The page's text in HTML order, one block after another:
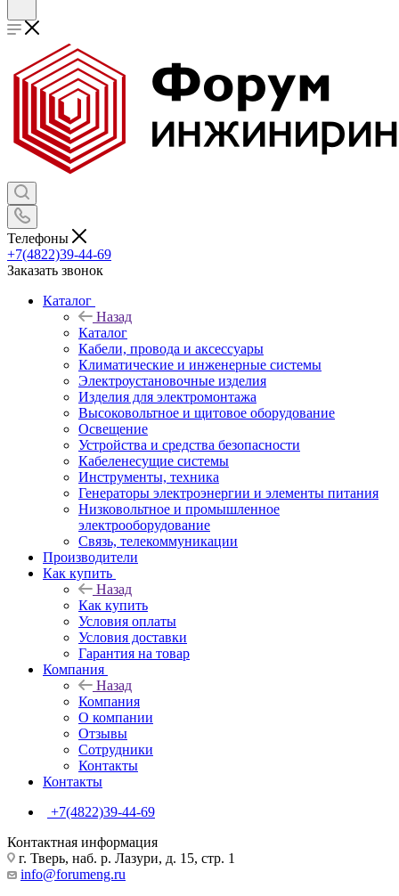
Телефоны
+7(4822)39-44-69
Заказать звонок
Каталог
Назад
Каталог
Кабели, провода и аксессуары
Климатические и инженерные системы
Электроустановочные изделия
Изделия для электромонтажа
Высоковольтное и щитовое оборудование
Освещение
Устройства и средства безопасности
Кабеленесущие системы
Инструменты, техника
Генераторы электроэнергии и элементы питания
Низковольтное и промышленное
электрооборудование
Связь, телекоммуникации
Производители
Как купить
Назад
Как купить
Условия оплаты
Условия доставки
Гарантия на товар
Компания
Назад
Компания
О компании
Отзывы
Сотрудники
Контакты
Контакты
+7(4822)39-44-69
Контактная информация
г. Тверь, наб. р. Лазури, д. 15, стр. 1
info@forumeng.ru